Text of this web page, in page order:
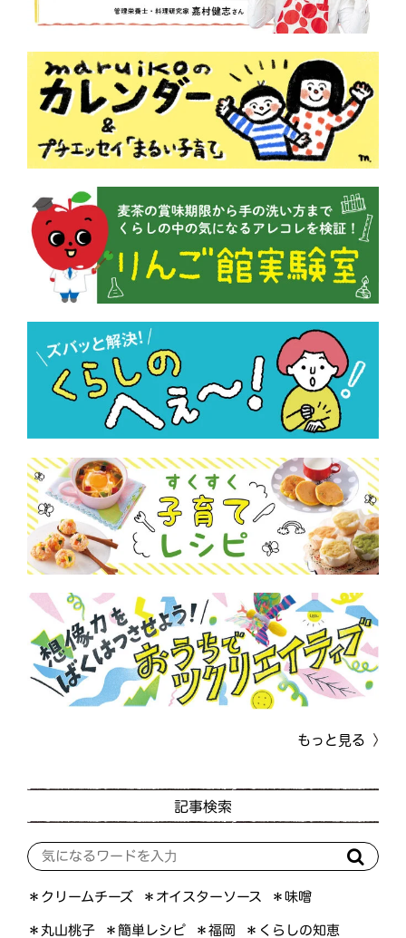
もっと見る
記事検索
＊クリームチーズ ＊オイスターソース ＊味噌
＊丸山桃子 ＊簡単レシピ ＊福岡 ＊くらしの知恵